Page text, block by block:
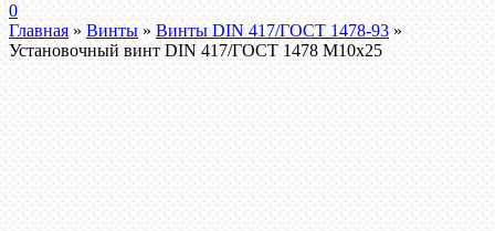
0
Главная » Винты » Винты DIN 417/ГОСТ 1478-93 »
Установочный винт DIN 417/ГОСТ 1478 М10х25